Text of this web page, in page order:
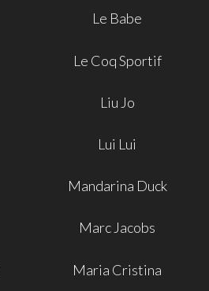
Le Babe
Le Coq Sportif
Liu Jo
Lui Lui
Mandarina Duck
Marc Jacobs
Maria Cristina